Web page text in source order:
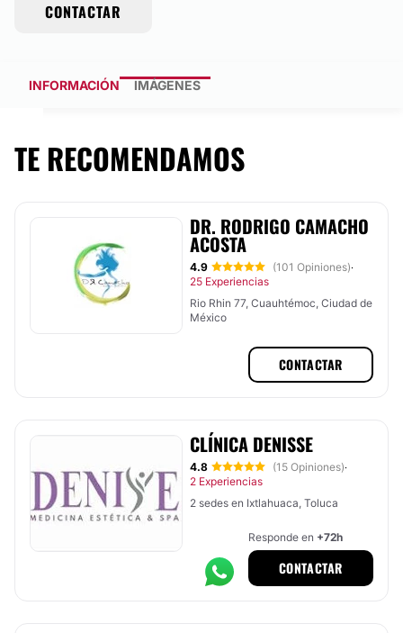
CONTACTAR
INFORMACIÓN IMÁGENES
TE RECOMENDAMOS
DR. RODRIGO CAMACHO
ACOSTA
4.9 (101 Opiniones)·
25 Experiencias
Rio Rhin 77, Cuauhtémoc, Ciudad de
México
CONTACTAR
CLÍNICA DENISSE
4.8 (15 Opiniones)·
2 Experiencias
2 sedes en Ixtlahuaca, Toluca
Responde en +72h
CONTACTAR